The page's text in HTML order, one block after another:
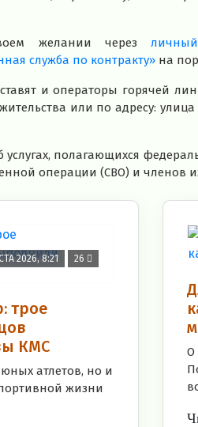
желании через
служба по контракту» на
и операторы горячей
или по адресу:
услугах, полагающихся
операции (СВО) и членов
2026, 8:21 26
трое
КМС
атлетов, но и
жизни
О